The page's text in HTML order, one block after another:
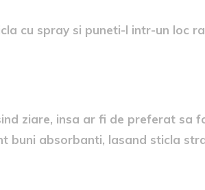
cu spray si puneti-l intr-un loc
ziare, insa ar fi de preferat sa
buni absorbanti, lasand sticla